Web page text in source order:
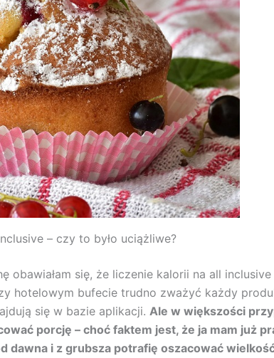
– czy to było uciążliwe?
obawiałam się, że liczenie kalorii na all
hotelowym bufecie trudno zważyć każdy
się w bazie aplikacji. Ale w większości
porcję – choć faktem jest, że ja mam już
dawna i z grubsza potrafię oszacować